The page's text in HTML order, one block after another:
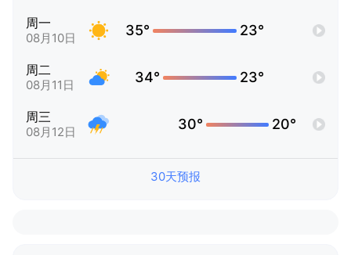
周一
08月10日 35° 23°
周二
08月11日 34° 23°
周三
08月12日 30° 20°
30天预报